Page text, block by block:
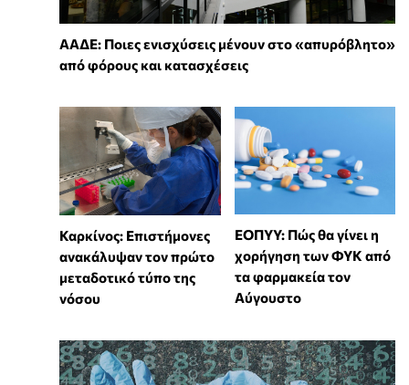
ΑΑΔΕ: Ποιες ενισχύσεις μένουν στο «απυρόβλητο»
από φόρους και κατασχέσεις
Καρκίνος: Επιστήμονες
ανακάλυψαν τον πρώτο
μεταδοτικό τύπο της
νόσου
ΕΟΠΥΥ: Πώς θα γίνει η
χορήγηση των ΦΥΚ από
τα φαρμακεία τον
Αύγουστο